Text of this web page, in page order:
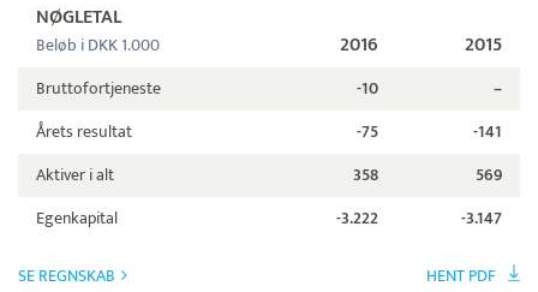
NØGLETAL
Beløb i DKK 1.000 2016 2015
Bruttofortjeneste -10
–
Årets resultat
-75
-141
Aktiver i alt
358
569
Egenkapital
-3.222 -3.147
SE REGNSKAB HENT PDF